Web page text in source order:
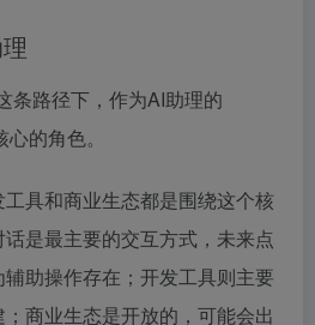
条路径下，作为AI助理的
的角色。
具和商业生态都是围绕这个核
是最主要的交互方式，未来点
助操作存在；开发工具则主要
商业生态是开放的，可能会出